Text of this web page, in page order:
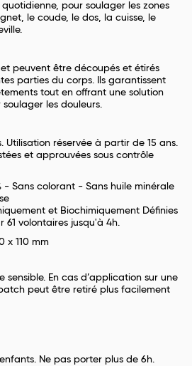
pour soulager les zones
le coude, le dos, la cuisse, le
peuvent être découpés et étirés
parties du corps. Ils garantissent
tout en offrant une solution
les douleurs.
Utilisation réservée à partir de 15 ans.
et approuvées sous contrôle
- Sans colorant - Sans huile minérale
et Biochimiquement Définies
61 volontaires jusqu'à 4h.
x 110 mm
sensible. En cas d’application sur une
peut être retiré plus facilement
Ne pas porter plus de 6h.